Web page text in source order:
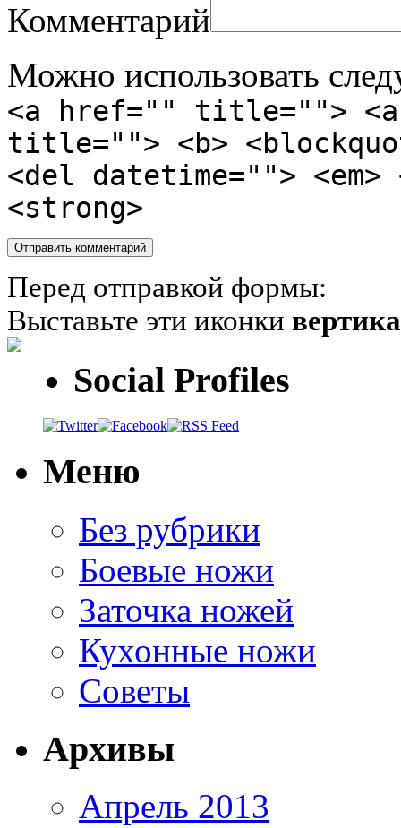
Комментарий
Можно использовать
<a href="" title="">
title=""> <b>
<del datetime="">
<strong>
Перед отправкой формы:
Выставьте эти иконки
Social Profiles
Меню
Без рубрики
Боевые ножи
Заточка ножей
Кухонные ножи
Советы
Архивы
Апрель 2013